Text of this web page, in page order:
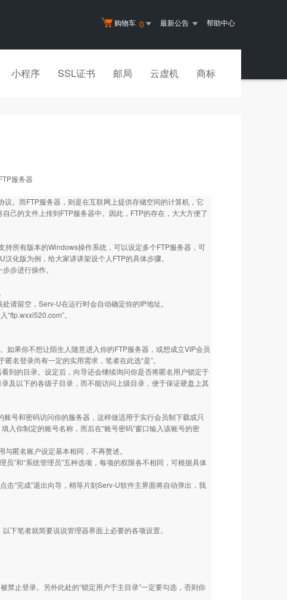
购物车 0 最新公告 帮助中心
小程序 SSL证书 邮局 云虚机 商标
服务器
。而FTP服务器，则是在互联网上提供存储空间的计算机，它
己的文件上传到FTP服务器中。因此，FTP的存在，大大方便了
所有版本的Windows操作系统，可以设定多个FTP服务器，可
化版为例，给大家讲讲架设个人FTP的具体步骤。
步进行操作。
请留空，Serv-U在运行时会自动确定你的IP地址。
。
果你不想让陌生人随意进入你的FTP服务器，或想成立VIP会员
名登录尚有一定的实用需求，笔者在此选“是”。
到的目录。设定后，向导还会继续询问你是否将匿名用户锁定于
及以下的各级子目录，而不能访问上级目录，便于保证硬盘上其
号和密码访问你的服务器，这样做适用于实行会员制下载或只
入你制定的账号名称，而后在“账号密码”窗口输入该账号的密
匿名账户设定基本相同，不再赘述。
员”和“系统管理员”五种选项，每项的权限各不相同，可根据具体
完成”退出向导，稍等片刻Serv-U软件主界面将自动弹出，我
下笔者就简要说说管理器界面上必要的各项设置。
禁止登录。另外此处的“锁定用户于主目录”一定要勾选，否则你